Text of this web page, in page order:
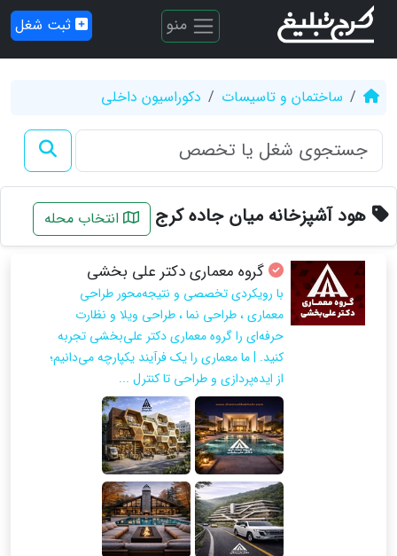
منو ثبت شغل
ساختمان و تاسیسات دکوراسیون داخلی
هود آشپزخانه میان جاده کرج انتخاب محله
گروه معماری دکتر علی بخشی
با رویکردی تخصصی و نتیجه‌محور طراحی
معماری ، طراحی نما ، طراحی ویلا و نظارت
حرفه‌ای را گروه معماری دکتر علی‌بخشی تجربه
کنید. | ما معماری را یک فرآیند یکپارچه می‌دانیم؛
از ایده‌پردازی و طراحی تا کنترل ...